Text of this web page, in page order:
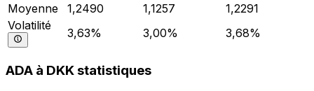
Moyenne
1,2490 1,1257
1,2291
Volatilité
3,63% 3,00% 3,68%
ADA à DKK statistiques